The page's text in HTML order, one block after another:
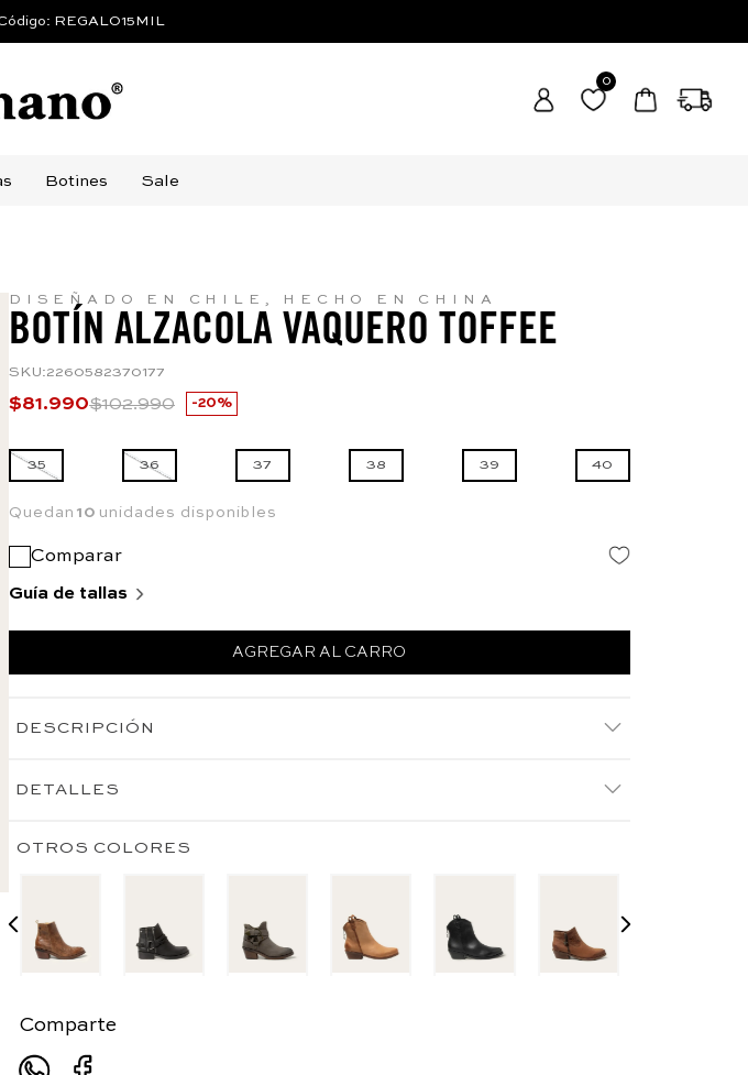
REGALO15MIL
0
Botines Sale
DISEÑADO EN CHILE, HECHO EN CHINA
BOTÍN ALZACOLA VAQUERO TOFFEE
SKU:2260582370177
$81.990$102.990 20%
35 36 37 38 39 40
Quedan 10 unidades disponibles
Comparar
Guía de tallas
AGREGAR AL CARRO
DESCRIPCIÓN
DETALLES
OTROS COLORES
Comparte